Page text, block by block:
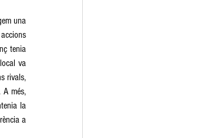
una
tenia
va
rivals,
A més,
la
a